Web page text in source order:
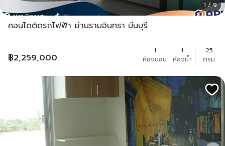
1 / 9
คอนโดติดรถไฟฟ้า ย่านรามอินทรา มีนบุรี
฿2,259,000
1
ห้องนอน
1
ห้องน้ำ
25
ตรม.